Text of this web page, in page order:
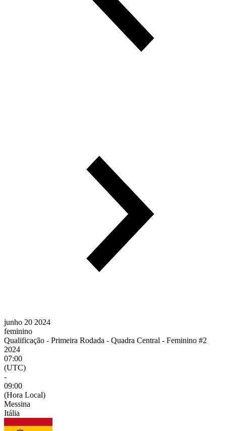
junho 20 2024
feminino
Qualificação - Primeira Rodada - Quadra Central - Feminino #2
2024
07:00
(UTC)
-
09:00
(Hora Local)
Messina
Itália